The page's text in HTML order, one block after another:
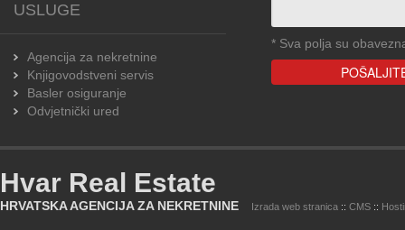
USLUGE
Agencija za nekretnine
Knjigovodstveni servis
Basler osiguranje
Odvjetnički ured
* Sva polja su
Hvar Real Estate
HRVATSKA AGENCIJA ZA NEKRETNINE Izrada web stranica :: CMS ::